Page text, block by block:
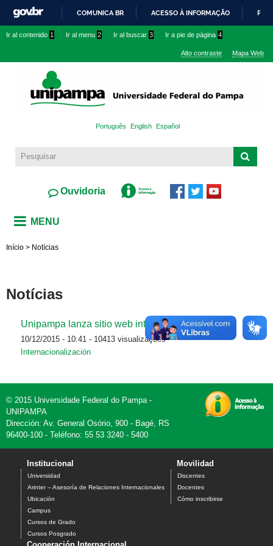
principal
IR
O
COMUNICA BR ACESSO À INFORMAÇÃO
Ir al contenido 1 Ir al menu 2 Ir al buscar 3 Ir a pie de página 4
Alto contraste Mapa Web
Português English Español
Ouvidoria
MENU
Início > Notícias
Notícias
Unipampa lanza sitio web internacional
10/12/2015 - 10:41 - 10413 visualizações
Internacionalización
© 2015 Universidade Federal do Pampa -
UNIPAMPA
Dirección: Av. General Osório, 900 - Bagé, RS
96400-100 - Teléfono: 55 53 3240 - 5400
Institucional
Universidad
Arinter – Asesoría de Relaciones Internacionales
Ubicación
Campus
Cursos de Grado
Cursos Posgrado
Movilidad
Discentes
Docentes
Cómo inscribirse